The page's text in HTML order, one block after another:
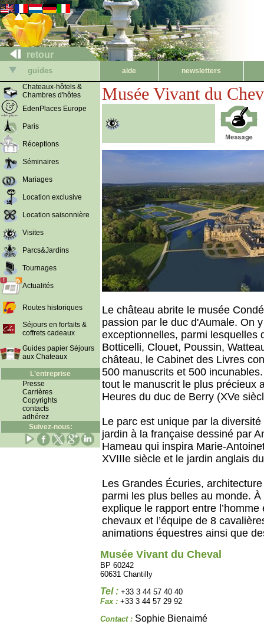
retour
guides aide
newsletters
Chateaux-hôtels &
Chambres d'hôtes
EdenPlaces Europe
Paris
Réceptions
Séminaires
Mariages
Location exclusive
Location saisonnière
Visites
Parcs&Jardins
Tournages
Actualités
Routes historiques
Séjours en forfaits &
coffrets cadeaux
Guides papier Séjours
aux Chateaux
L'entreprise
Presse
Carrières
Copyrights
contacts
adhérez
Suivez-nous:
Musée Vivant du
Le château abrite le musée
passion par le duc d'Aumale. On
exceptionnelles, parmi lesquelles
Botticelli, Clouet, Poussin,
château, le Cabinet des Livres
500 manuscrits et 500
tout le manuscrit le plus précieux
Heures du duc de Berry (XVe
Le parc est unique par la
jardin à la française dessiné par
Hameau qui inspira Marie-
XVIIIe siècle et le jardin anglais
Les Grandes Écuries,
parmi les plus belles au monde.
explique le rapport entre
chevaux et l’équipe de 8
animations équestres ainsi que
Musée Vivant du Cheval
BP 60242
60631 Chantilly
Tel : +33 3 44 57 40 40
Fax : +33 3 44 57 29 92
Contact : Sophie Bienaimé